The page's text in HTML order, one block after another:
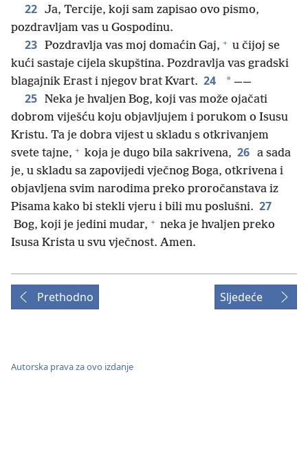
22 Ja, Tercije, koji sam zapisao ovo pismo,
pozdravljam vas u Gospodinu.
23 Pozdravlja vas moj domaćin Gaj, + u čijoj se
kući sastaje cijela skupština. Pozdravlja vas gradski
blagajnik Erast i njegov brat Kvart. 24 * ——
25 Neka je hvaljen Bog, koji vas može ojačati
dobrom viješću koju objavljujem i porukom o Isusu
Kristu. Ta je dobra vijest u skladu s otkrivanjem
svete tajne, + koja je dugo bila sakrivena, 26 a sada
je, u skladu sa zapovijedi vječnog Boga, otkrivena i
objavljena svim narodima preko proročanstava iz
Pisama kako bi stekli vjeru i bili mu poslušni. 27
Bog, koji je jedini mudar, + neka je hvaljen preko
Isusa Krista u svu vječnost. Amen.
Prethodno Sljedeće
Autorska prava za ovo izdanje